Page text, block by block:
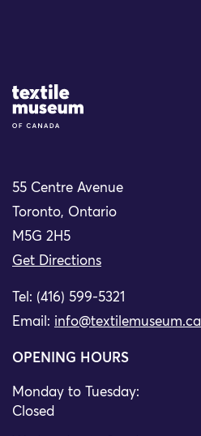
Site Logo
55 Centre Avenue
Toronto, Ontario
M5G 2H5
Get Directions
Tel: (416) 599-5321
Email: info@textilemuseum.ca
OPENING HOURS
Monday to Tuesday:
Closed